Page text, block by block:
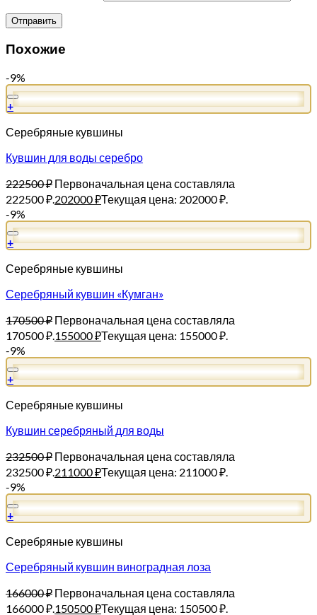
Похожие
-9%
+
Серебряные кувшины
Кувшин для воды серебро
222500₽ Первоначальная цена составляла
222500 ₽.202000₽Текущая цена: 202000 ₽.
-9%
+
Серебряные кувшины
Серебряный кувшин «Кумган»
170500₽ Первоначальная цена составляла
170500 ₽.155000₽Текущая цена: 155000 ₽.
-9%
+
Серебряные кувшины
Кувшин серебряный для воды
232500₽ Первоначальная цена составляла
232500 ₽.211000₽Текущая цена: 211000 ₽.
-9%
+
Серебряные кувшины
Серебряный кувшин виноградная лоза
166000₽ Первоначальная цена составляла
166000 ₽.150500₽Текущая цена: 150500 ₽.